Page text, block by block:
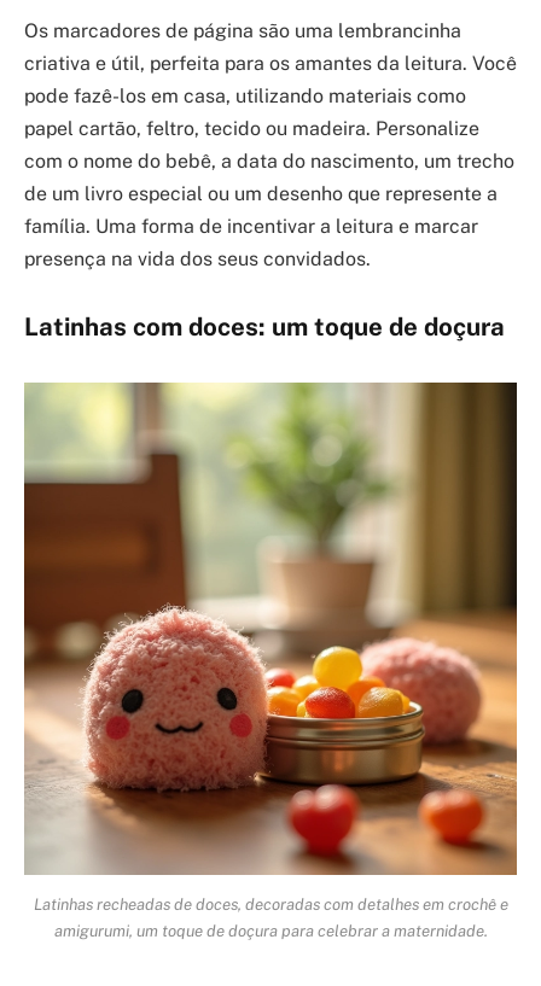
Os marcadores de página são uma lembrancinha
criativa e útil, perfeita para os amantes da leitura. Você
pode fazê-los em casa, utilizando materiais como
papel cartão, feltro, tecido ou madeira. Personalize
com o nome do bebê, a data do nascimento, um trecho
de um livro especial ou um desenho que represente a
família. Uma forma de incentivar a leitura e marcar
presença na vida dos seus convidados.
Latinhas com doces: um toque de doçura
Latinhas recheadas de doces, decoradas com detalhes em crochê e
amigurumi, um toque de doçura para celebrar a maternidade.